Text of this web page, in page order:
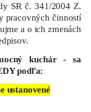
SR č. 341/2004 Z.
pracovných činností
a o ich zmenách
kuchár - sa
podľa:
ustanovené